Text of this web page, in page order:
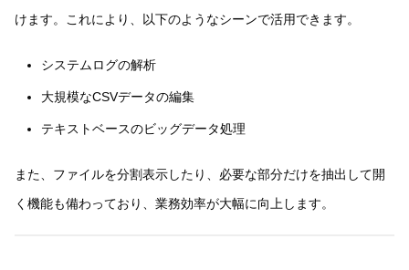
けます。これにより、以下のようなシーンで活用できます。
システムログの解析
大規模なCSVデータの編集
テキストベースのビッグデータ処理
また、ファイルを分割表示したり、必要な部分だけを抽出して開
く機能も備わっており、業務効率が大幅に向上します。